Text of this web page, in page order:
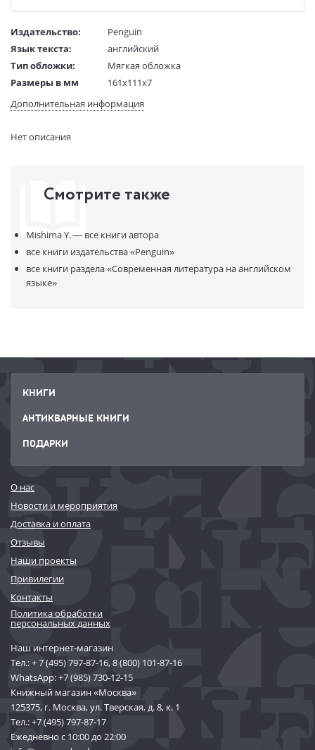
Издательство:
Penguin
Язык текста:
английский
Тип обложки:
Мягкая обложка
Размеры в мм
161x111x7
Вес:
63 гр.
Код товара:
В продаже с:
24.07.2023
Дополнительная информация
Нет описания
Смотрите также
Mishima Y. — все книги автора
все книги издательства«Penguin»
все книги раздела«Современная литература на английском
языке»
КНИГИ
АНТИКВАРНЫЕ КНИГИ
ПОДАРКИ
О нас
Новости и мероприятия
Доставка и оплата
Отзывы
Наши проекты
Привилегии
Контакты
Политика обработки
персональных данных
Наш интернет-магазин
Тел.:+ 7 (495) 797-87-16,8 (800) 101-87-16
WhatsApp:+7 (985) 730-12-15
Книжный магазин «Москва»
125375, г. Москва, ул. Тверская, д. 8, к. 1
Тел.:+7 (495) 797-87-17
Ежедневно с 10:00 до 22:00